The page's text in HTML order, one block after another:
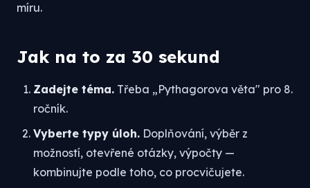
míru.
Jak na to za 30 sekund
Zadejte téma. Třeba „Pythagorova věta" pro 8.
ročník.
Vyberte typy úloh. Doplňování, výběr z
možností, otevřené otázky, výpočty —
kombinujte podle toho, co procvičujete.